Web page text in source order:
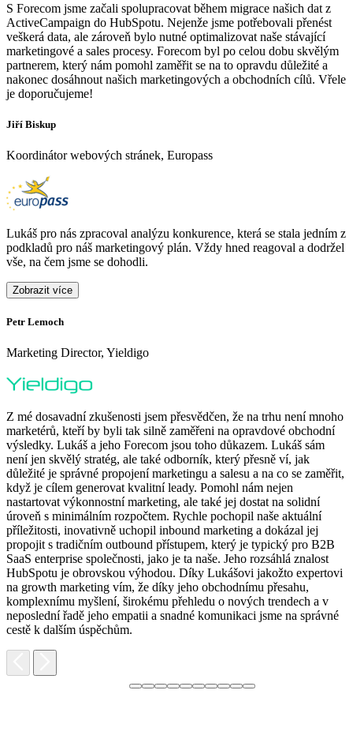
S Forecom jsme začali spolupracovat během migrace našich dat z
ActiveCampaign do HubSpotu. Nejenže jsme potřebovali přenést
veškerá data, ale zároveň bylo nutné optimalizovat naše stávající
marketingové a sales procesy. Forecom byl po celou dobu skvělým
partnerem, který nám pomohl zaměřit se na to opravdu důležité a
nakonec dosáhnout našich marketingových a obchodních cílů. Vřele
je doporučujeme!
Jiří Biskup
Koordinátor webových stránek, Europass
Lukáš pro nás zpracoval analýzu konkurence, která se stala jedním z
podkladů pro náš marketingový plán. Vždy hned reagoval a dodržel
vše, na čem jsme se dohodli.
Zobrazit více
Petr Lemoch
Marketing Director, Yieldigo
Z mé dosavadní zkušenosti jsem přesvědčen, že na trhu není mnoho
marketérů, kteří by byli tak silně zaměřeni na opravdové obchodní
výsledky. Lukáš a jeho Forecom jsou toho důkazem. Lukáš sám
není jen skvělý stratég, ale také odborník, který přesně ví, jak
důležité je správné propojení marketingu a salesu a na co se zaměřit,
když je cílem generovat kvalitní leady. Pomohl nám nejen
nastartovat výkonnostní marketing, ale také jej dostat na solidní
úroveň s minimálním rozpočtem. Rychle pochopil naše aktuální
příležitosti, inovativně uchopil inbound marketing a dokázal jej
propojit s tradičním outbound přístupem, který je typický pro B2B
SaaS enterprise společnosti, jako je ta naše. Jeho rozsáhlá znalost
HubSpotu je obrovskou výhodou. Díky Lukášovi jakožto expertovi
na growth marketing vím, že díky jeho obchodnímu přesahu,
komplexnímu myšlení, širokému přehledu o nových trendech a v
neposlední řadě jeho empatii a snadné komunikaci jsme na správné
cestě k dalším úspěchům.